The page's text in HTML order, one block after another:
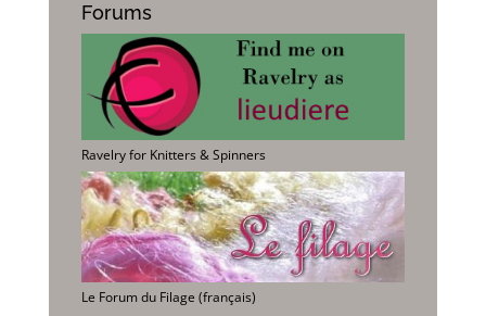
Forums
Ravelry for Knitters & Spinners
Le Forum du Filage (français)